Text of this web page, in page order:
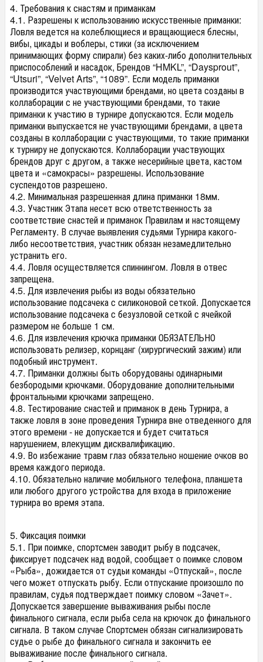
4. Требования к снастям и приманкам
4.1. Разрешены к использованию искусственные приманки:
Ловля ведется на колеблющиеся и вращающиеся блесны,
вибы, цикады и воблеры, стики (за исключением
принимающих форму спирали) без каких-либо дополнительных
приспособлений и насадок, Брендов “HMKL”, “Daysprout”,
“Utsuri”, “Velvet Arts”, “1089”. Если модель приманки
производится участвующими брендами, но цвета созданы в
коллаборации с не участвующими брендами, то такие
приманки к участию в турнире допускаются. Если модель
приманки выпускается не участвующими брендами, а цвета
созданы в коллаборации с участвующими, то такие приманки
к турниру не допускаются. Коллаборации участвующих
брендов друг с другом, а также несерийные цвета, кастом
цвета и «самокрасы» разрешены. Использование
суспендотов разрешено.
4.2. Минимальная разрешенная длина приманки 18мм.
4.3. Участник Этапа несет всю ответственность за
соответствие снастей и приманок Правилам и настоящему
Регламенту. В случае выявления судьями Турнира какого-
либо несоответствия, участник обязан незамедлительно
устранить его.
4.4. Ловля осуществляется спиннингом. Ловля в отвес
запрещена.
4.5. Для извлечения рыбы из воды обязательно
использование подсачека с силиконовой сеткой. Допускается
использование подсачека с безузловой сеткой с ячейкой
размером не больше 1 см.
4.6. Для извлечения крючка приманки ОБЯЗАТЕЛЬНО
использовать релизер, корнцанг (хирургический зажим) или
подобный инструмент.
4.7. Приманки должны быть оборудованы одинарными
безбородыми крючками. Оборудование дополнительными
фронтальными крючками запрещено.
4.8. Тестирование снастей и приманок в день Турнира, а
также ловля в зоне проведения Турнира вне отведенного для
этого времени - не допускается и будет считаться
нарушением, влекущим дисквалификацию.
4.9. Во избежание травм глаз обязательно ношение очков во
время каждого периода.
4.10. Обязательно наличие мобильного телефона, планшета
или любого другого устройства для входа в приложение
турнира во время этапа.
5. Фиксация поимки
5.1. При поимке, спортсмен заводит рыбу в подсачек,
фиксирует подсачек над водой, сообщает о поимке словом
«Рыба», дожидается от судьи команды «Отпускай», после
чего может отпускать рыбу. Если отпускание произошло по
правилам, судья подтверждает поимку словом «Зачет».
Допускается завершение вываживания рыбы после
финального сигнала, если рыба села на крючок до финального
сигнала. В таком случае Спортсмен обязан сигнализировать
судье о рыбе до финального сигнала и закончить ее
вываживание после финального сигнала.